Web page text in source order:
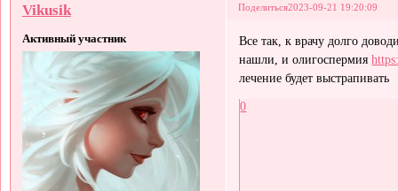
Поделиться2023-09-21 19:20:09
Vikusik
Активный участник
Все так, к врачу долго
нашли, и олигоспермия
лечение будет выстрапивать
0